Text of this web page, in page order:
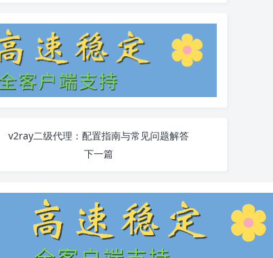
v2ray二级代理：配置指南与常见问题解答
下一篇